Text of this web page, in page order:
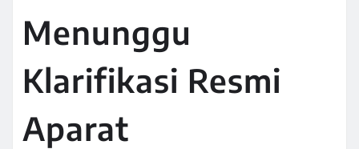
Menunggu
Klarifikasi Resmi
Aparat